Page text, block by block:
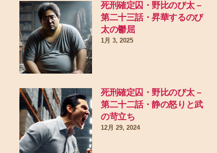
死刑確定囚・野比のび太 –
第二十三話・昇華するのび
太の鬱屈
1月 3, 2025
死刑確定囚・野比のび太 –
第二十二話・静の怒りと武
の苛立ち
12月 29, 2024